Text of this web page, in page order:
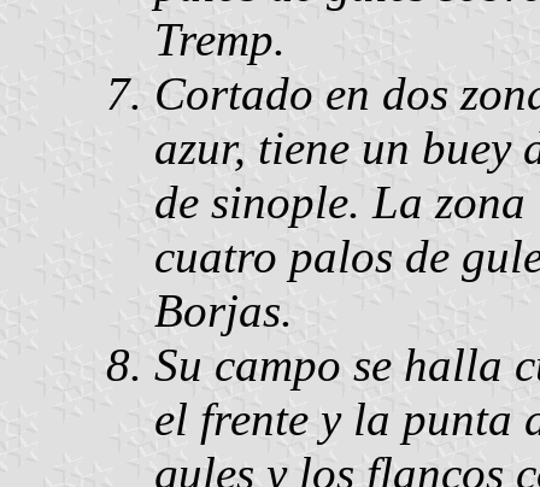
Tremp.
Cortado en dos
azur, tiene un buey
de sinople. La
cuatro palos de
Borjas.
Su campo se halla
el frente y la punta
gules y los flancos